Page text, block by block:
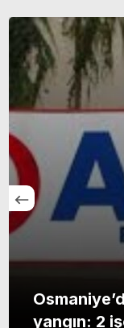
yangın: 2